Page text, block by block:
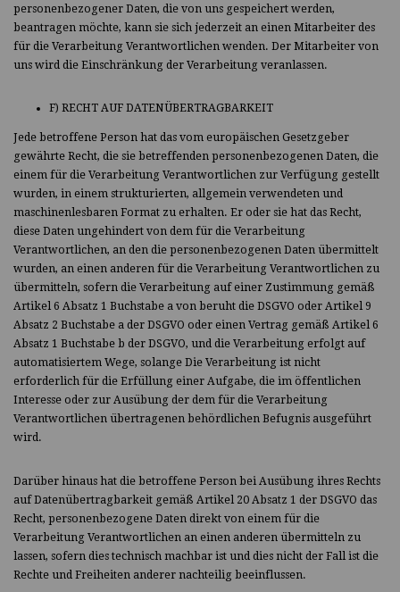
personenbezogener Daten, die von uns gespeichert werden,
beantragen möchte, kann sie sich jederzeit an einen Mitarbeiter des
für die Verarbeitung Verantwortlichen wenden. Der Mitarbeiter von
uns wird die Einschränkung der Verarbeitung veranlassen.
F) RECHT AUF DATENÜBERTRAGBARKEIT
Jede betroffene Person hat das vom europäischen Gesetzgeber
gewährte Recht, die sie betreffenden personenbezogenen Daten, die
einem für die Verarbeitung Verantwortlichen zur Verfügung gestellt
wurden, in einem strukturierten, allgemein verwendeten und
maschinenlesbaren Format zu erhalten. Er oder sie hat das Recht,
diese Daten ungehindert von dem für die Verarbeitung
Verantwortlichen, an den die personenbezogenen Daten übermittelt
wurden, an einen anderen für die Verarbeitung Verantwortlichen zu
übermitteln, sofern die Verarbeitung auf einer Zustimmung gemäß
Artikel 6 Absatz 1 Buchstabe a von beruht die DSGVO oder Artikel 9
Absatz 2 Buchstabe a der DSGVO oder einen Vertrag gemäß Artikel 6
Absatz 1 Buchstabe b der DSGVO, und die Verarbeitung erfolgt auf
automatisiertem Wege, solange Die Verarbeitung ist nicht
erforderlich für die Erfüllung einer Aufgabe, die im öffentlichen
Interesse oder zur Ausübung der dem für die Verarbeitung
Verantwortlichen übertragenen behördlichen Befugnis ausgeführt
wird.
Darüber hinaus hat die betroffene Person bei Ausübung ihres Rechts
auf Datenübertragbarkeit gemäß Artikel 20 Absatz 1 der DSGVO das
Recht, personenbezogene Daten direkt von einem für die
Verarbeitung Verantwortlichen an einen anderen übermitteln zu
lassen, sofern dies technisch machbar ist und dies nicht der Fall ist die
Rechte und Freiheiten anderer nachteilig beeinflussen.